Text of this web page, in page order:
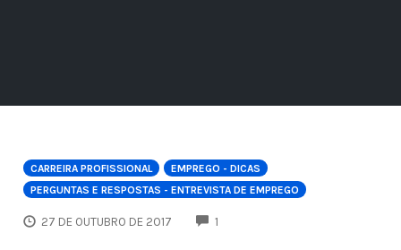
CARREIRA PROFISSIONAL
EMPREGO - DICAS
PERGUNTAS E RESPOSTAS - ENTREVISTA DE EMPREGO
27 DE OUTUBRO DE 2017 1